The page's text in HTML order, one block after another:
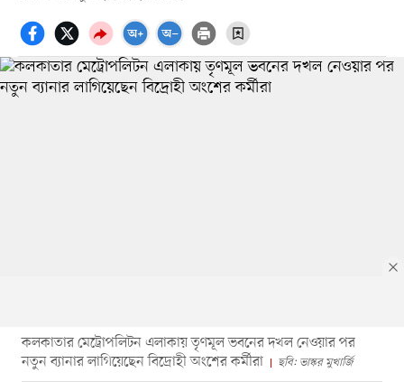
কলকাতার মেট্রোপলিটন এলাকায় তৃণমূল ভবনের দখল নেওয়ার পর
নতুন ব্যানার লাগিয়েছেন বিদ্রোহী অংশের কর্মীরা
ছবি: ভাস্কর মুখার্জি